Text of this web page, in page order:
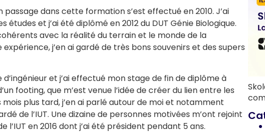
passage dans cette formation s’est effectué en 2010. J’ai
et j’ai été diplômé en 2012 du DUT Génie Biologique.
avec la réalité du terrain et le monde de la
j’en ai gardé de très bons souvenirs et des supers
d’ingénieur et j’ai effectué mon stage de fin de diplôme à
footing, que m’est venue l’idée de créer du lien entre les
plus tard, j’en ai parlé autour de moi et notamment
de l’IUT. Une dizaine de personnes motivées m’ont rejoint
l’IUT en 2016 dont j’ai été président pendant 5 ans.